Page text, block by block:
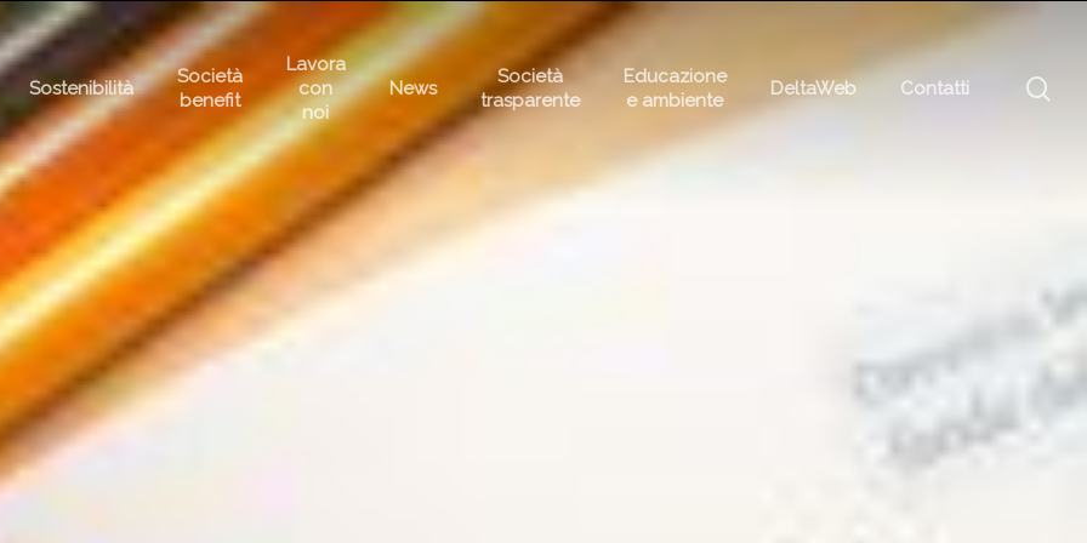
Sostenibilità
Società
benefit
Lavora
con
noi
News
Società
trasparente
Educazione
e ambiente
DeltaWeb Contatti